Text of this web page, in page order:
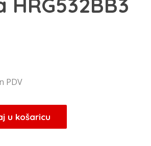
HRG532BB3
PDV
u košaricu